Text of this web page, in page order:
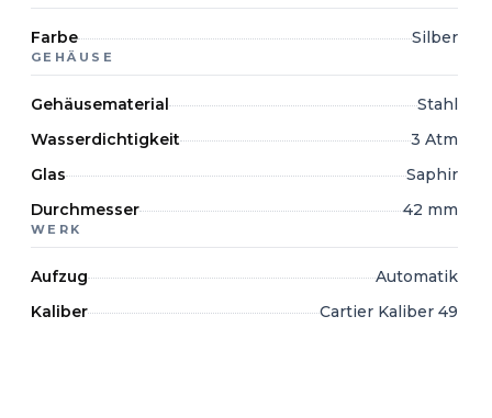
Farbe Silber
GEHÄUSE
Gehäusematerial
Stahl
Wasserdichtigkeit
3 Atm
Glas
Saphir
Durchmesser
42 mm
WERK
Aufzug
Automatik
Kaliber
Cartier Kaliber 49